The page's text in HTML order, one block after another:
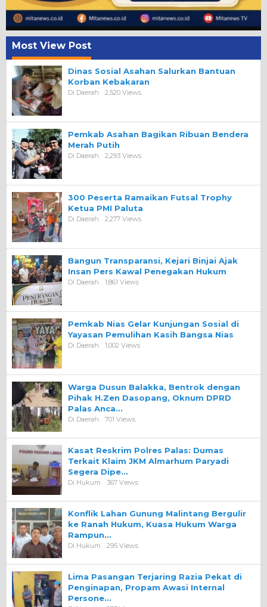
Most View Post
Dinas Sosial Asahan Salurkan Bantuan
Korban Kebakaran
Di Daerah 2,520 Views
Pemkab Asahan Bagikan Ribuan Bendera
Merah Putih
Di Daerah 2,293 Views
300 Peserta Ramaikan Futsal Trophy
Ketua PMI Paluta
Di Daerah 2,277 Views
Bangun Transparansi, Kejari Binjai Ajak
Insan Pers Kawal Penegakan Hukum
Di Daerah 1,861 Views
Pemkab Nias Gelar Kunjungan Sosial di
Yayasan Pemulihan Kasih Bangsa Nias
Di Daerah 1,002 Views
Warga Dusun Balakka, Bentrok dengan
Pihak H.Zen Dasopang, Oknum DPRD
Palas Anca…
Di Daerah 701 Views
Kasat Reskrim Polres Palas: Dumas
Terkait Klaim JKM Almarhum Paryadi
Segera Dipe…
Di Hukum 367 Views
Konflik Lahan Gunung Malintang Bergulir
ke Ranah Hukum, Kuasa Hukum Warga
Rampun…
Di Hukum 295 Views
Lima Pasangan Terjaring Razia Pekat di
Penginapan, Propam Awasi Internal
Persone…